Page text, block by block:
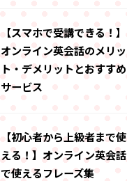
【スマホで受講できる！】
オンライン英会話のメリッ
ト・デメリットとおすすめ
サービス
【初心者から上級者まで使
える！】オンライン英会話
で使えるフレーズ集